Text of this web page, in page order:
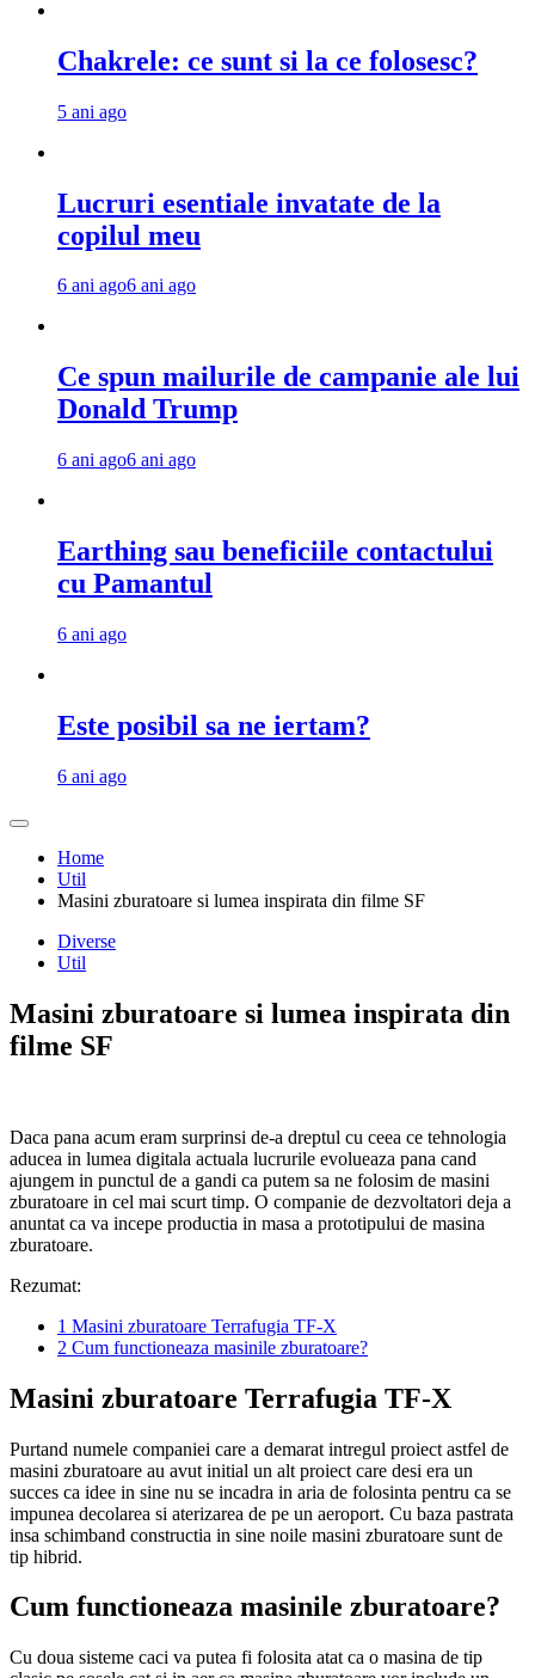
Chakrele: ce sunt si la ce folosesc?
5 ani ago
Lucruri esentiale invatate de la
copilul meu
6 ani ago6 ani ago
Ce spun mailurile de campanie ale lui
Donald Trump
6 ani ago6 ani ago
Earthing sau beneficiile contactului
cu Pamantul
6 ani ago
Este posibil sa ne iertam?
6 ani ago
Home
Util
Masini zburatoare si lumea inspirata din filme SF
Diverse
Util
Masini zburatoare si lumea inspirata din
filme SF
Daca pana acum eram surprinsi de-a dreptul cu ceea ce tehnologia
aducea in lumea digitala actuala lucrurile evolueaza pana cand
ajungem in punctul de a gandi ca putem sa ne folosim de masini
zburatoare in cel mai scurt timp. O companie de dezvoltatori deja a
anuntat ca va incepe productia in masa a prototipului de masina
zburatoare.
Rezumat:
1 Masini zburatoare Terrafugia TF-X
2 Cum functioneaza masinile zburatoare?
Masini zburatoare Terrafugia TF-X
Purtand numele companiei care a demarat intregul proiect astfel de
masini zburatoare au avut initial un alt proiect care desi era un
succes ca idee in sine nu se incadra in aria de folosinta pentru ca se
impunea decolarea si aterizarea de pe un aeroport. Cu baza pastrata
insa schimband constructia in sine noile masini zburatoare sunt de
tip hibrid.
Cum functioneaza masinile zburatoare?
Cu doua sisteme caci va putea fi folosita atat ca o masina de tip